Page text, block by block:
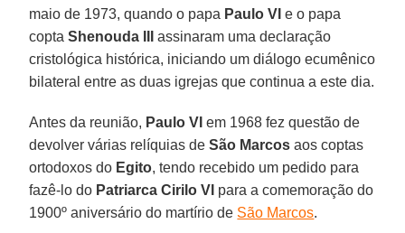
maio de 1973, quando o papa Paulo VI e o papa
coptaShenouda III
assinaram uma declaração
cristológica histórica, iniciando um diálogo ecumênico
bilateral entre as duas igrejas que continua a este dia.
Antes da reunião, Paulo VI em 1968 fez questão de
devolver várias relíquias deSão Marcos aos coptas
ortodoxos do Egito, tendo recebido um pedido para
fazê-lo do Patriarca Cirilo VI para a comemoração do
1900º aniversário do martírio de São Marcos.